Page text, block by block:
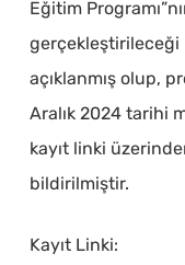
Eğitim
gerçekleştirileceği
açıklanmış olup,
Aralık 2024 tarihi
kayıt linki
bildirilmiştir.
Kayıt Linki: